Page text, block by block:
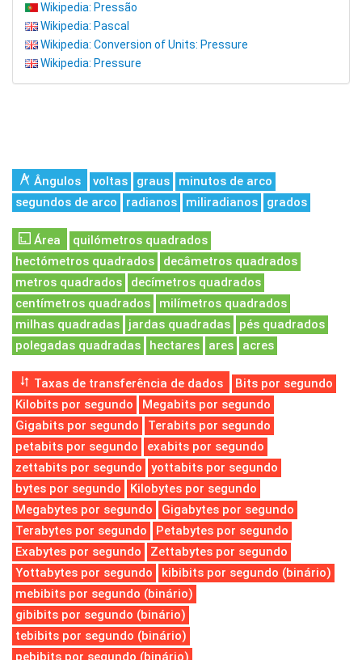
Wikipedia: Pressão
Wikipedia: Pascal
Wikipedia: Conversion of Units: Pressure
Wikipedia: Pressure
Ângulos voltas graus
minutos de arco
segundos de arco
radianos miliradianos grados
Área
quilómetros quadrados
hectómetros quadrados
decâmetros quadrados
metros quadrados
decímetros quadrados
centímetros quadrados
milímetros quadrados
milhas quadradas
jardas quadradas
pés quadrados
polegadas quadradas
hectares ares acres
Taxas de transferência de dados
Bits por segundo
Kilobits por segundo
Megabits por segundo
Gigabits por segundo
Terabits por segundo
petabits por segundo
exabits por segundo
zettabits por segundo
yottabits por segundo
bytes por segundo
Kilobytes por segundo
Megabytes por segundo
Gigabytes por segundo
Terabytes por segundo
Petabytes por segundo
Exabytes por segundo
Zettabytes por segundo
Yottabytes por segundo
kibibits por segundo (binário)
mebibits por segundo (binário)
gibibits por segundo (binário)
tebibits por segundo (binário)
pebibits por segundo (binário)